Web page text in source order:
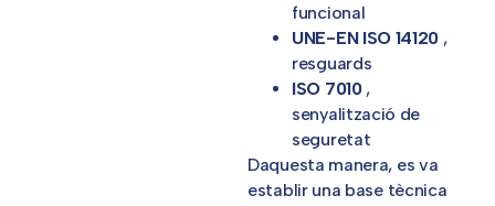
funcional
UNE-EN ISO 14120 ,
resguards
ISO 7010,
senyalització de
seguretat
Daquesta manera, es va
establir una base tècnica